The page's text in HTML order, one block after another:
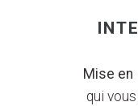
Mise
qui